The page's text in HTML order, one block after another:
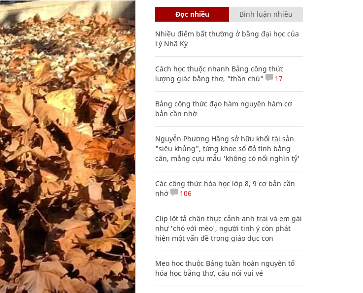
Đọc nhiều Bình luận nhiều
Nhiều điểm bất thường ở bằng đại học của
Lý Nhã Kỳ
Cách học thuộc nhanh Bảng công thức
lượng giác bằng thơ, "thần chú"
17
Bảng công thức đạo hàm nguyên hàm cơ
bản cần nhớ
Nguyễn Phương Hằng sở hữu khối tài sản
"siêu khủng", từng khoe sổ đỏ tính bằng
cân, mắng cựu mẫu 'không có nổi nghìn tỷ'
Các công thức hóa học lớp 8, 9 cơ bản cần
nhớ
106
Clip lột tả chân thực cảnh anh trai và em gái
như 'chó với mèo', người tinh ý còn phát
hiện một vấn đề trong giáo dục con
Mẹo học thuộc Bảng tuần hoàn nguyên tố
hóa học bằng thơ, câu nói vui vẻ